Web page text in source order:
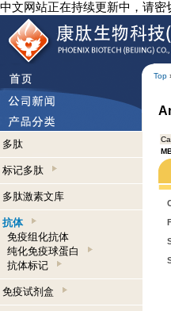
中文网站正在持续更新中，请
Top
多肽
标记多肽
多肽激素文库
抗体
免疫组化抗体
纯化免疫球蛋白
抗体标记
免疫试剂盒